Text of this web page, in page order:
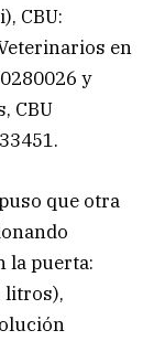
CBU:
en
y
CBU
que otra
la puerta:
litros),